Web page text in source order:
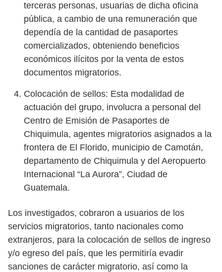
terceras personas, usuarias de dicha oficina
pública, a cambio de una remuneración que
dependía de la cantidad de pasaportes
comercializados, obteniendo beneficios
económicos ilícitos por la venta de estos
documentos migratorios.
Colocación de sellos: Esta modalidad de
actuación del grupo, involucra a personal del
Centro de Emisión de Pasaportes de
Chiquimula, agentes migratorios asignados a la
frontera de El Florido, municipio de Camotán,
departamento de Chiquimula y del Aeropuerto
Internacional “La Aurora”, Ciudad de
Guatemala.
Los investigados, cobraron a usuarios de los
servicios migratorios, tanto nacionales como
extranjeros, para la colocación de sellos de ingreso
y/o egreso del país, que les permitiría evadir
sanciones de carácter migratorio, así como la